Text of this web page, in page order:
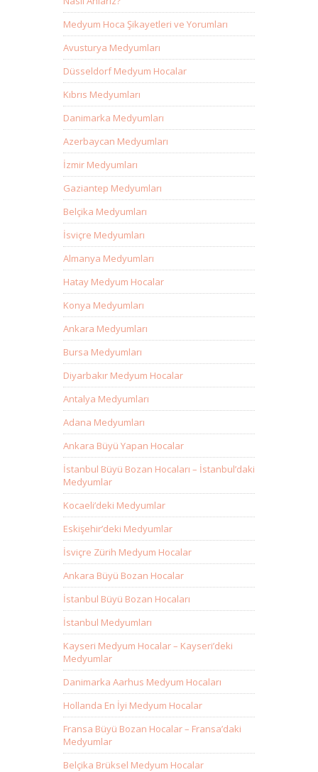
Medyum Hoca Şikayetleri ve Yorumları
Avusturya Medyumları
Düsseldorf Medyum Hocalar
Kıbrıs Medyumları
Danimarka Medyumları
Azerbaycan Medyumları
İzmir Medyumları
Gaziantep Medyumları
Belçika Medyumları
İsviçre Medyumları
Almanya Medyumları
Hatay Medyum Hocalar
Konya Medyumları
Ankara Medyumları
Bursa Medyumları
Diyarbakır Medyum Hocalar
Antalya Medyumları
Adana Medyumları
Ankara Büyü Yapan Hocalar
İstanbul Büyü Bozan Hocaları – İstanbul’daki
Medyumlar
Kocaeli’deki Medyumlar
Eskişehir’deki Medyumlar
İsviçre Zürih Medyum Hocalar
Ankara Büyü Bozan Hocalar
İstanbul Büyü Bozan Hocaları
İstanbul Medyumları
Kayseri Medyum Hocalar – Kayseri’deki
Medyumlar
Danimarka Aarhus Medyum Hocaları
Hollanda En İyi Medyum Hocalar
Fransa Büyü Bozan Hocalar – Fransa’daki
Medyumlar
Belçika Brüksel Medyum Hocalar